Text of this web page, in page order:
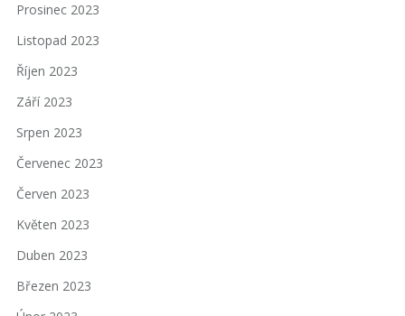
Prosinec 2023
Listopad 2023
Říjen 2023
Září 2023
Srpen 2023
Červenec 2023
Červen 2023
Květen 2023
Duben 2023
Březen 2023